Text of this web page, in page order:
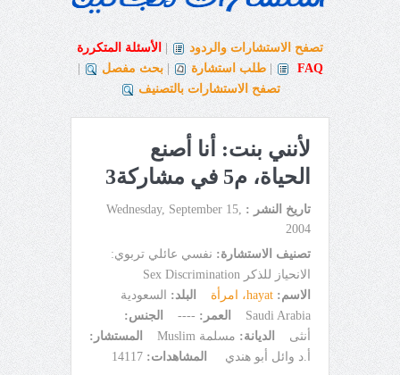
تصفح الاستشارات والردود
الأسئلة المتكررة
FAQ
طلب استشارة بحث مفصل
تصفح الاستشارات بالتصنيف
لأنني بنت: أنا أصنع
الحياة، م5 في مشاركة3
تاريخ النشر : Wednesday, September 15,
2004
تصنيف الاستشارة: نفسي عائلي تربوي:
الانحياز للذكر Sex Discrimination
الاسم: hayat، امرأة البلد:
السعودية
Saudi Arabia
العمر: ----
الجنس:
أنثى
الديانة: مسلمة Muslim
المستشار:
أ.د وائل أبو هندي
المشاهدات: 14117